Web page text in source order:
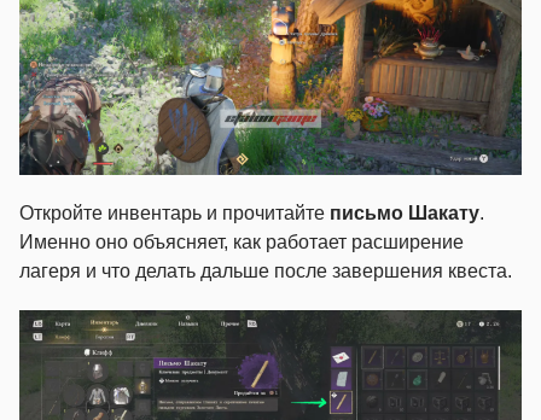
Откройте инвентарь и прочитайте письмо Шакату.
Именно оно объясняет, как работает расширение
лагеря и что делать дальше после завершения квеста.